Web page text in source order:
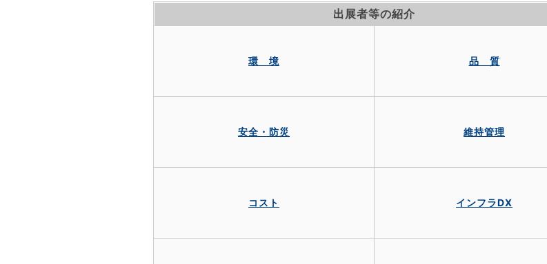
出展者等の紹介
環 境 品 質
安全・防災 維持管理
コスト インフラDX